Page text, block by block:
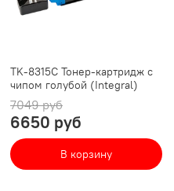
TK-8315C Тонер-картридж с
чипом голубой (Integral)
7049 руб
6650 руб
В корзину